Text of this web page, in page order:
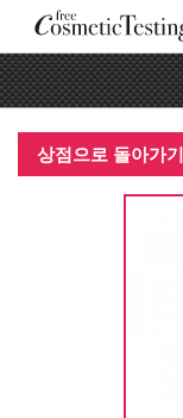
상점으로 돌아가기